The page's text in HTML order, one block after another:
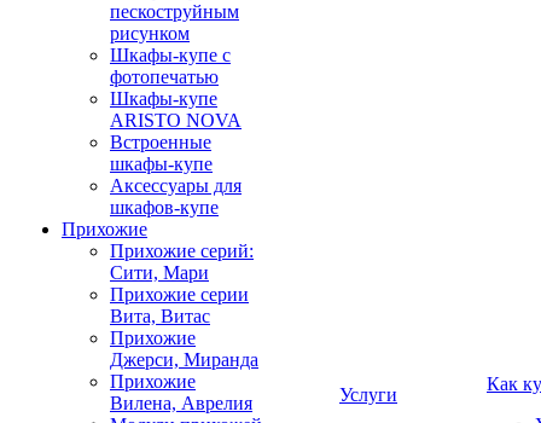
пескоструйным
рисунком
Шкафы-купе с
фотопечатью
Шкафы-купе
ARISTO NOVA
Встроенные
шкафы-купе
Аксессуары для
шкафов-купе
Прихожие
Прихожие серий:
Сити, Мари
Прихожие серии
Вита, Витас
Прихожие
Джерси, Миранда
Прихожие
Вилена, Аврелия
Услуги
Как